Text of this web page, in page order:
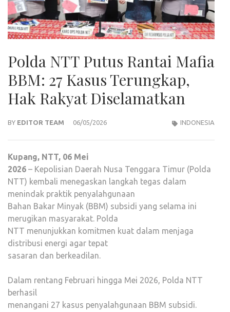
Polda NTT Putus Rantai Mafia
BBM: 27 Kasus Terungkap,
Hak Rakyat Diselamatkan
BY EDITOR TEAM 06/05/2026 INDONESIA
Kupang, NTT, 06 Mei
2026 – Kepolisian Daerah Nusa Tenggara Timur (Polda
NTT) kembali menegaskan langkah tegas dalam
menindak praktik penyalahgunaan
Bahan Bakar Minyak (BBM) subsidi yang selama ini
merugikan masyarakat. Polda
NTT menunjukkan komitmen kuat dalam menjaga
distribusi energi agar tepat
sasaran dan berkeadilan.
Dalam rentang Februari hingga Mei 2026, Polda NTT
berhasil
menangani 27 kasus penyalahgunaan BBM subsidi.